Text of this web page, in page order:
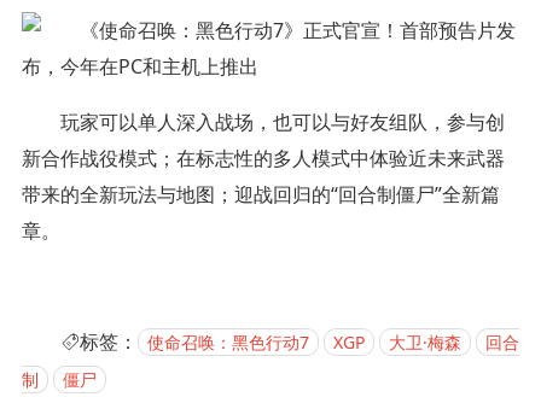
玩家可以单人深入战场，也可以与好友组队，参与创
新合作战役模式；在标志性的多人模式中体验近未来武器
带来的全新玩法与地图；迎战回归的“回合制僵尸”全新篇
章。
标签： 使命召唤：黑色行动7 XGP 大卫·梅森
回合
制
僵尸